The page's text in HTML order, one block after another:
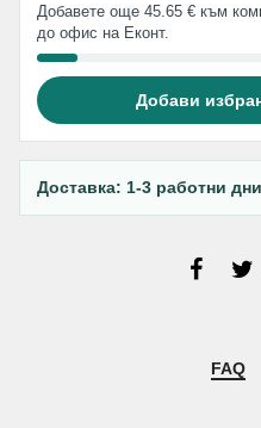
Добавете още 45.65 € към
до офис на Еконт.
Добави
Доставка: 1-3 работни дни
FAQ